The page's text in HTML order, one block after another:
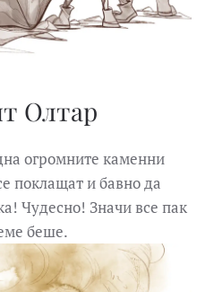
Олтар
огромните каменни
поклащат и бавно да
Чудесно! Значи все пак
беше.